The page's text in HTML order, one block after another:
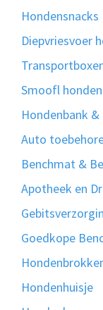
Hondensnacks
Diepvriesvoer
Smoofl
Hondenbank
Auto
Benchmat &
Apotheek en
Goedkope
Hondenhuisje